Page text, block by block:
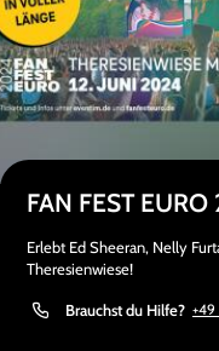
FAN FEST
Erlebt Ed Sheeran, Nelly
Theresienwiese!
Brauchst du Hilfe?